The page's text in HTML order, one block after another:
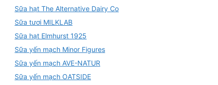
Sữa hạt The Alternative Dairy Co
Sữa tươi MILKLAB
Sữa hạt Elmhurst 1925
Sữa yến mạch Minor Figures
Sữa yến mạch AVE-NATUR
Sữa yến mạch OATSIDE